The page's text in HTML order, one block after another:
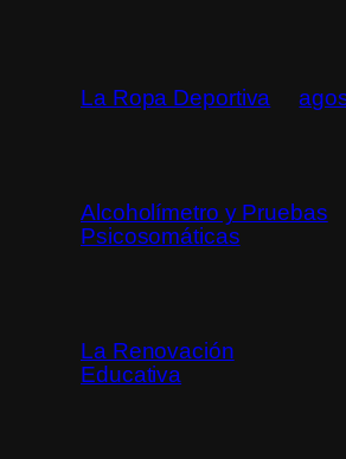
La Ropa Deportiva
Alcoholímetro y Pruebas
Psicosomáticas
La Renovación
Educativa